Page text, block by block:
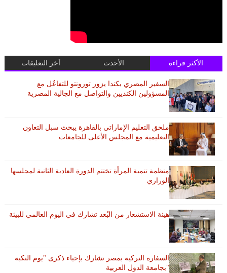
الأكثر قراءة الأحدث آخر التعليقات
السفير المصري بكندا يزور تورونتو للتفاعُل مع
المسؤولين الكنديين والتواصل مع الجالية المصرية
ملحق التعليم الإماراتى بالقاهرة يبحث سبل التعاون
التعليمية مع المجلس الأعلى للجامعات
منظمة تنمية المرأة تختتم الدورة العادية الثانية لمجلسها
الوزاري
هيئة الاستشعار من البُعد تشارك في اليوم العالمي للبيئة
السفارة التركية بمصر تشارك بإحياء ذكرى "يوم النكبة
"بجامعة الدول العربية